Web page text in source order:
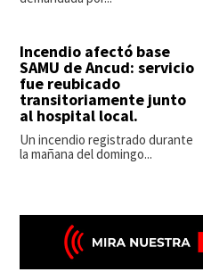
Incendio afectó base
SAMU de Ancud: servicio
fue reubicado
transitoriamente junto
al hospital local.
Un incendio registrado durante
la mañana del domingo...